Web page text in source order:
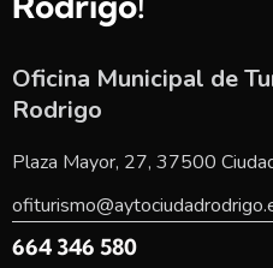
Oficina Municipal de
Rodrigo
Plaza Mayor, 27, 37500
664 346 580